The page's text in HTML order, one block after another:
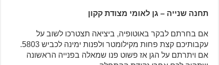
תחנה שנייה – גן לאומי מצודת קקון
אם בחרתם לבקר באוטופיה, ביציאה תצטרכו לשוב על
עקבותיכם קצת פחות מקילומטר ולפנות ימינה לכביש 5803.
אם ויתרתם על הגן אז פשוט פנו שמאלה בפנייה הראשונה